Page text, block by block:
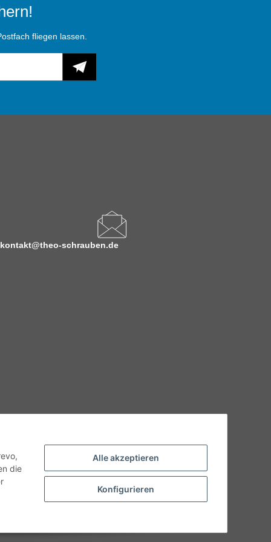
Alle akzeptieren
Konfigurieren
die
fliegen lassen.
kontakt@theo-schrauben.de
abweichen.